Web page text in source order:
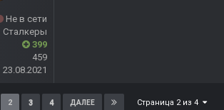
Не в сети
Сталкеры
399
459
23.08.2021
2 3 4 ДАЛЕЕ Страница 2 из 4